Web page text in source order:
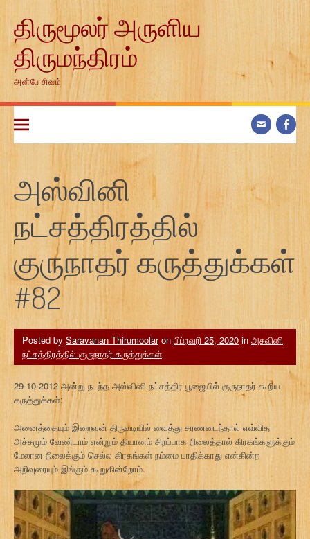
contentதிருமூலர் அருளிய
திருமந்திரம்
அன்பே சிவம்
அஸ்வினி
நட்சத்திரத்தில்
குருநாதர் கருத்துக்கள்
#82
Posted by Saravanan Thirumoolaron பிப்ரவரி 25, 2020 in அசுவினி
நட்சத்திரத்தில் குருநாதர் கருத்துக்கள்
29-10-2012 அன்று நடந்த அஸ்வினி நட்சத்திர பூஜையில் குருநாதர் கூறிய
கருத்துக்கள்:
அனைத்தையும் இறைவன் திருவடியில் வைத்து சரணடைந்தால் எவ்வித
அச்சமும் வேண்டாம் என்றும் தியானம் சிறப்பாக நிலைத்தால் கிரகங்களுக்கும்
மேலான நிலைக்கும் செல்ல கிரகங்கள் நம்மை பாதிக்காது என்கின்ற
அறிவுரையும் இங்கும் கூறுகின்றோம்.